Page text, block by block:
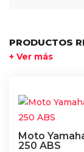
PRODUCTOS
+ Ver más
Moto
250 ABS